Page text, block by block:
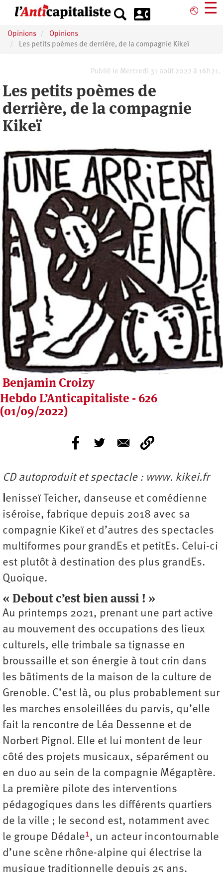
principal
⎋ ☰
Opinions
Opinions
Les petits poèmes de derrière, de la compagnie Kikeï
Publié le Mercredi 31 août 2022 à 16h21.
Les petits poèmes de
derrière, de la compagnie
Kikeï
Benjamin Croizy
Hebdo L’Anticapitaliste - 626
(01/09/2022)
CD autoproduit et spectacle : www. kikei.fr
Ienisseï Teicher, danseuse et comédienne
iséroise, fabrique depuis 2018 avec sa
compagnie Kikeï et d’autres des spectacles
multiformes pour grandEs et petitEs. Celui-ci
est plutôt à ­destination des plus grandEs.
Quoique.
« Debout c’est bien aussi ! »
Au printemps 2021, prenant une part active
au mouvement des occupations des lieux
culturels, elle trimbale sa tignasse en
broussaille et son énergie à tout crin dans
les bâtiments de la maison de la culture de
Grenoble. C’est là, ou plus probablement sur
les marches ensoleillées du parvis, qu’elle
fait la rencontre de Léa Dessenne et de
Norbert Pignol. Elle et lui montent de leur
côté des projets musicaux, séparément ou
en duo au sein de la compagnie Mégaptère.
La première pilote des interventions
pédagogiques dans les différents quartiers
de la ville ; le second est, notamment avec
le groupe Dédale1, un acteur incontournable
d’une scène rhône-alpine qui électrise la
musique traditionnelle depuis 25 ans.